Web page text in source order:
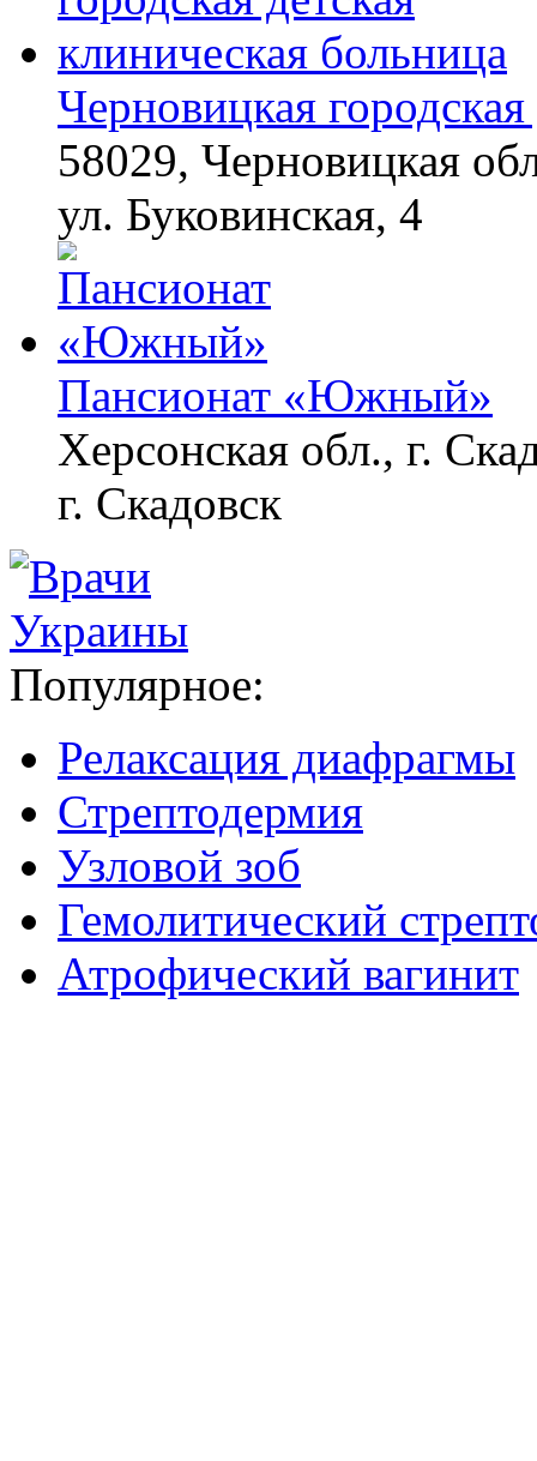
Черновицкая
58029, Черновицкая
ул. Буковинская, 4
Пансионат «Южный»
Херсонская обл., г.
г. Скадовск
Популярное:
Релаксация диафрагмы
Стрептодермия
Узловой зоб
Гемолитический
Атрофический вагинит